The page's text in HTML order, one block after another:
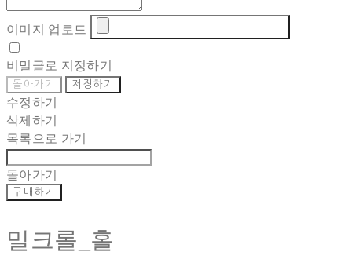
이미지 업로드
비밀글로 지정하기
돌아가기 저장하기
수정하기
삭제하기
목록으로 가기
돌아가기
구매하기
밀크롤_홀